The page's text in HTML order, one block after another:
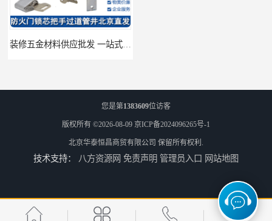
装修五金材料供应批发 一站式供应
建筑五金材料供应配送 一站式五金材料供应商 脸盆冷热水龙头批发商 水龙头冷热洗脸盆池 全城配送
您是第1383609位访客
版权所有 ©2026-08-09 京ICP备2024096265号-1
北京华泰恒昌商贸有限公司 保留所有权利.
技术支持： 八方资源网 免责声明 管理员入口 网站地图